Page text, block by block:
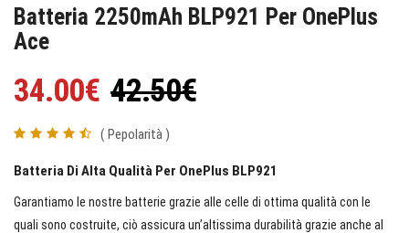
Batteria 2250mAh BLP921 Per OnePlus
Ace
34.00€ 42.50€
( Pepolarità )
Batteria Di Alta Qualità Per OnePlus BLP921
Garantiamo le nostre batterie grazie alle celle di ottima qualità con le
quali sono costruite, ciò assicura un’altissima durabilità grazie anche al